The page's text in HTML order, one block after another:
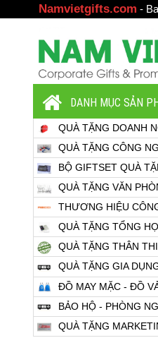
Namvietgifts.com -
DANH MỤC SẢN
QUÀ TẶNG DOANH
QUÀ TẶNG CÔNG
BỘ GIFTSET QUÀ
QUÀ TẶNG VĂN
THƯƠNG HIỆU
QUÀ TẶNG TỔNG
QUÀ TẶNG THÂN
QUÀ TẶNG GIA
ĐỒ MAY MẶC - ĐỒ
BẢO HỘ - PHÒNG
QUÀ TẶNG